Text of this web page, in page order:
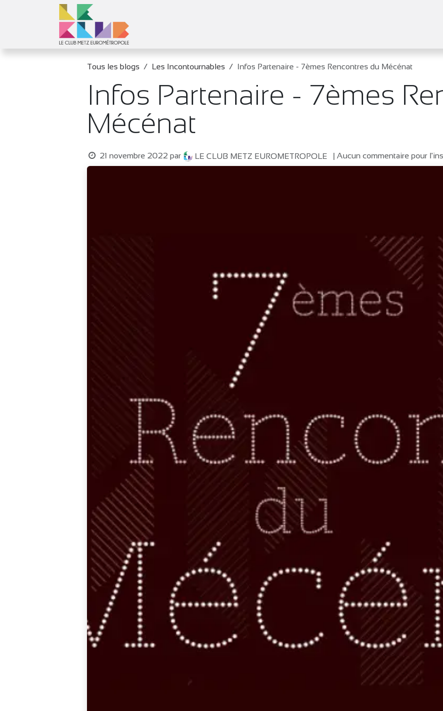
Se rendre au contenu
Tous les blogs Les Incontournables Infos Partenaire - 7èmes Rencontres du Mécénat
Infos Partenaire - 7èmes
Mécénat
21 novembre 2022 par LE CLUB METZ EUROMETROPOLE | Aucun commentaire pour